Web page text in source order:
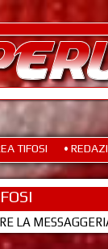
TIFOSI •
LA